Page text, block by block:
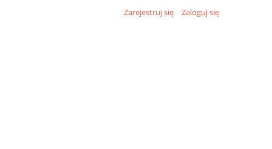
Zarejestruj się Zaloguj się